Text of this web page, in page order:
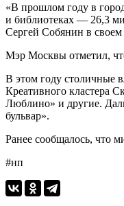
«В прошлом году в
и библиотеках — 26,3
Сергей Собянин в своем
Мэр Москвы отметил,
В этом году столичные
Креативного кластера
Люблино» и другие.
бульвар».
Ранее сообщалось, что
#нп